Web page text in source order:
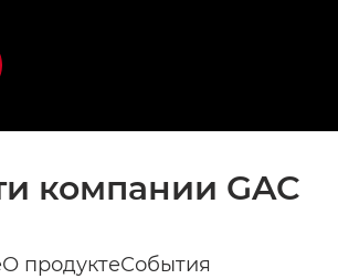
компании GAC
О продуктеСобытия